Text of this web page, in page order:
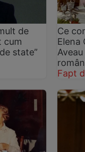
de
cum
state”
Ce
Elena
Fapt